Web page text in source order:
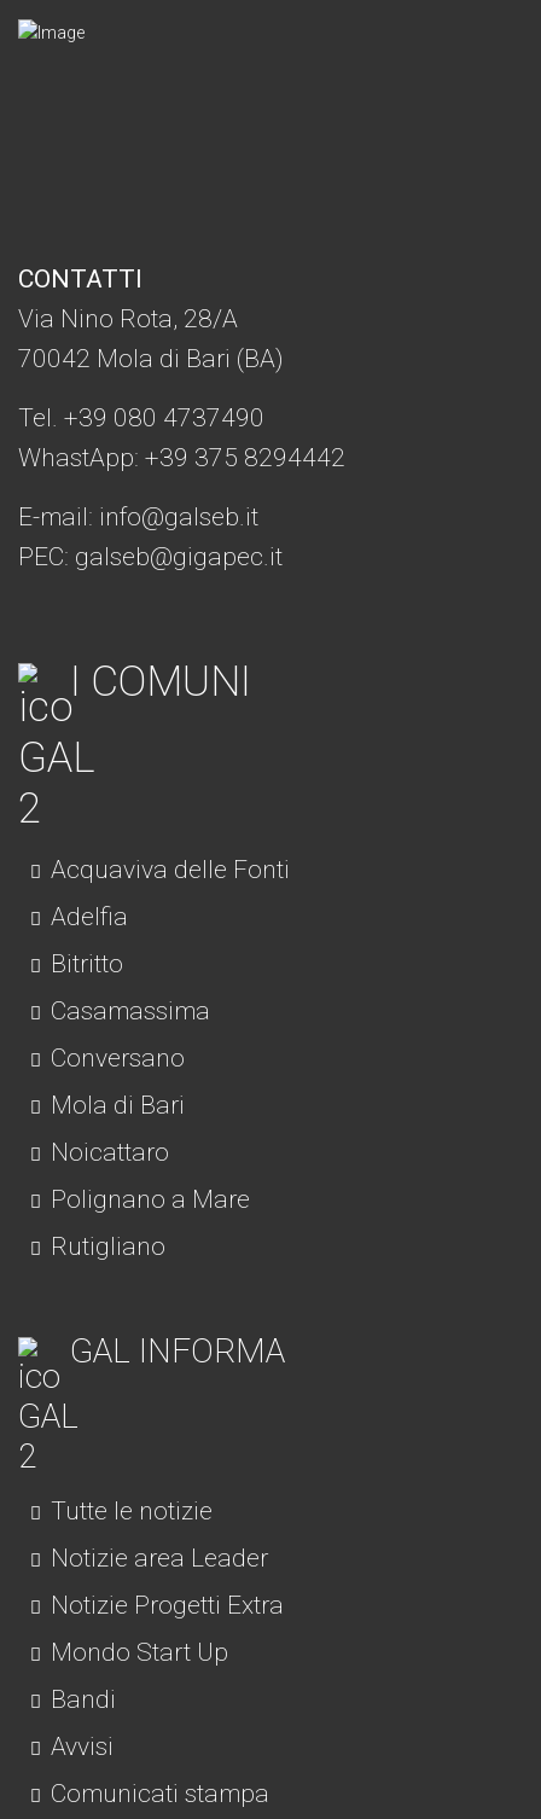
CONTATTI
Via Nino Rota, 28/A
70042 Mola di Bari (BA)
Tel. +39 080 4737490
WhastApp: +39 375 8294442
E-mail: info@galseb.it
PEC: galseb@gigapec.it
I COMUNI
Acquaviva delle Fonti
Adelfia
Bitritto
Casamassima
Conversano
Mola di Bari
Noicattaro
Polignano a Mare
Rutigliano
GAL INFORMA
Tutte le notizie
Notizie area Leader
Notizie Progetti Extra
Mondo Start Up
Bandi
Avvisi
Comunicati stampa